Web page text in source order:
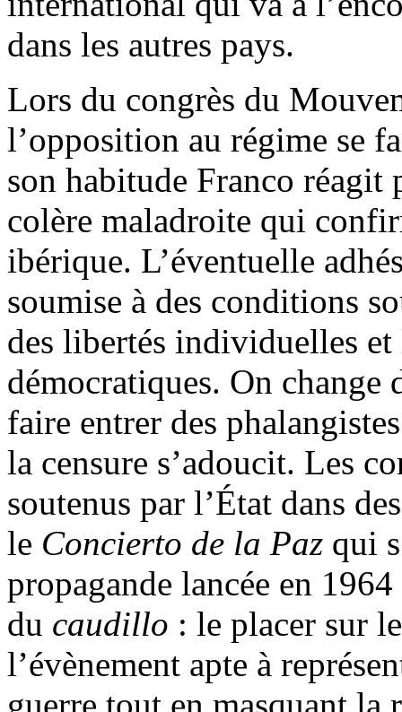
dans les autres pays.
Lors du congrès du
l’opposition au régime se
son habitude Franco réagit
colère maladroite qui
ibérique. L’éventuelle
soumise à des conditions
des libertés individuelles
démocratiques. On
faire entrer des
la censure s’adoucit. Les
soutenus par l’État dans
le Concierto de la Paz qui
propagande lancée en
du caudillo : le placer sur
l’évènement apte à